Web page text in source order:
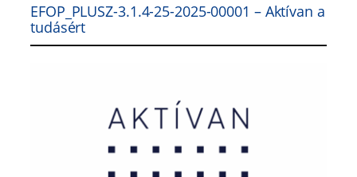
EFOP_PLUSZ-3.1.4-25-2025-00001 – Aktívan a
tudásért